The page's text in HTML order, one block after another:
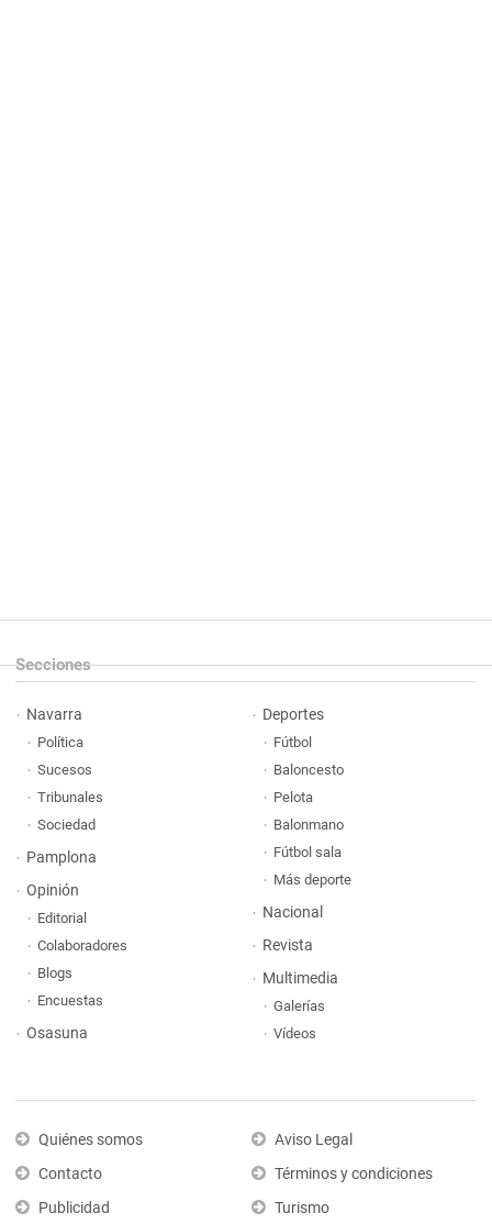
Secciones
Navarra
Política
Sucesos
Tribunales
Sociedad
Pamplona
Opinión
Editorial
Colaboradores
Blogs
Encuestas
Osasuna
Deportes
Fútbol
Baloncesto
Pelota
Balonmano
Fútbol sala
Más deporte
Nacional
Revista
Multimedia
Galerías
Vídeos
Quiénes somos
Contacto
Publicidad
Aviso Legal
Términos y condiciones
Turismo